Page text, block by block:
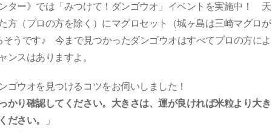
ター》では「みつけて！ダンゴウオ」イベントを実施中！ 天
方（プロの方を除く）にマグロセット（城ヶ島は三崎マグロが
うです♪ 今まで見つかったダンゴウオはすべてプロの方によ
ンスはありますよ。
ゴウオを見つけるコツをお伺いしました！
かり確認してください。大きさは、運が良ければ米粒より大き
ださい。
」